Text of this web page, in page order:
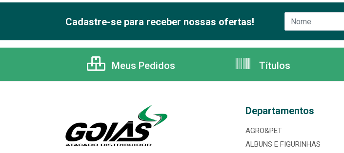
Cadastre-se para receber nossas ofertas!
Meus Pedidos Títulos
Departamentos
AGRO&PET
ALBUNS E FIGURINHAS